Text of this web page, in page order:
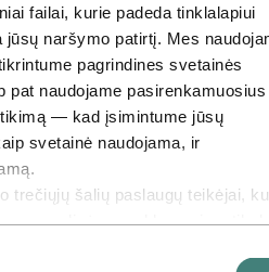
failai, kurie padeda tinklalapiui
naršymo patirtį. Mes
pagrindines svetainės
pat naudojame pasirenkamuosius
— kad įsimintume jūsų
svetainė naudojama, ir
trečiųjų šalių paslaugų teikėjai,
iššūkių, kurie, tikimės, jus
skatina tvirtus ryšius ir suteikia
įvairias, sudėtingas ir atsakingas
IT, verslo ar kitose
daryti realų poveikį. Mes
kurios stiprina